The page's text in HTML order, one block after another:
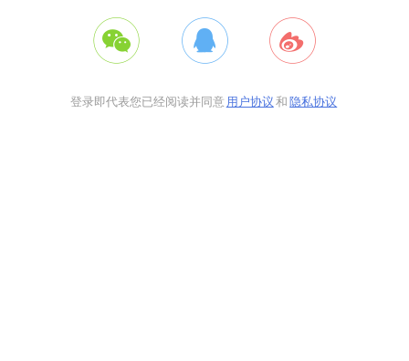
登录即代表您已经阅读并同意用户协议和隐私协议